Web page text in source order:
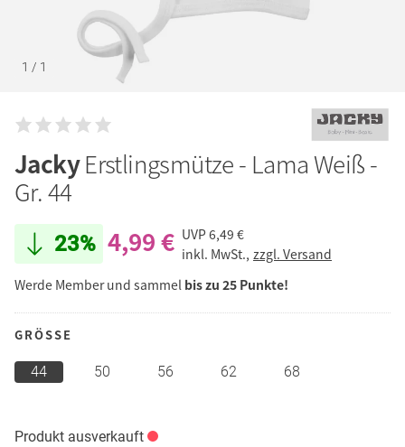
1 / 1
JackyErstlingsmütze - Lama Weiß -
Gr. 44
23% 4,99 € UVP6,49 €
inkl. MwSt., zzgl. Versand
Werde Member und sammel bis zu 25 Punkte!
GRÖSSE
44 50 56 62 68
Produkt ausverkauft